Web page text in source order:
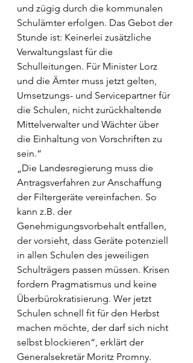
und zügig durch die kommunalen
Schulämter erfolgen. Das Gebot der
Stunde ist: Keinerlei zusätzliche
Verwaltungslast für die
Schulleitungen. Für Minister Lorz
und die Ämter muss jetzt gelten,
Umsetzungs- und Servicepartner für
die Schulen, nicht zurückhaltende
Mittelverwalter und Wächter über
die Einhaltung von Vorschriften zu
sein.“
„Die Landesregierung muss die
Antragsverfahren zur Anschaffung
der Filtergeräte vereinfachen. So
kann z.B. der
Genehmigungsvorbehalt entfallen,
der vorsieht, dass Geräte potenziell
in allen Schulen des jeweiligen
Schulträgers passen müssen. Krisen
fordern Pragmatismus und keine
Überbürokratisierung. Wer jetzt
Schulen schnell fit für den Herbst
machen möchte, der darf sich nicht
selbst blockieren“, erklärt der
Generalsekretär Moritz Promny.